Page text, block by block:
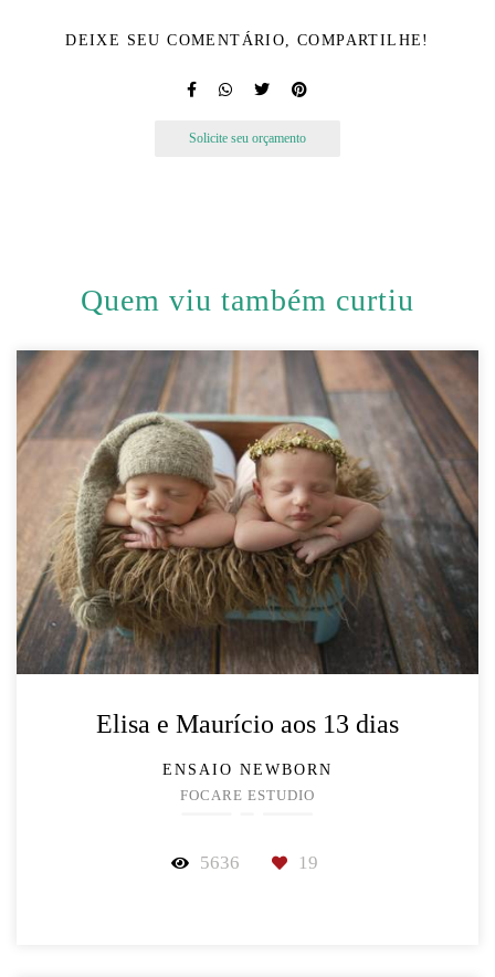
DEIXE SEU COMENTÁRIO, COMPARTILHE!
Solicite seu orçamento
Quem viu também curtiu
Elisa e Maurício aos 13 dias
ENSAIO NEWBORN
FOCARE ESTUDIO
5636 19